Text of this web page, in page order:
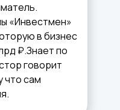
«Инвестмен»
в бизнес
₽.Знает по
говорит
что сам